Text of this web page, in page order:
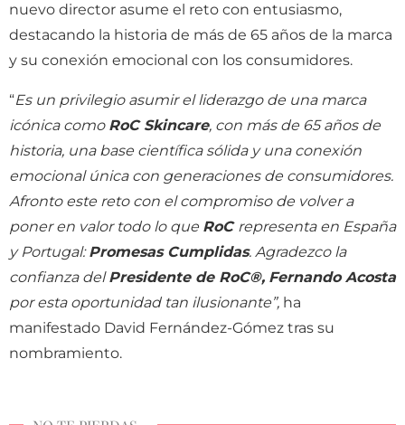
nuevo director asume el reto con entusiasmo,
destacando la historia de más de 65 años de la marca
y su conexión emocional con los consumidores.
“Es un privilegio asumir el liderazgo de una marca
icónica como RoC Skincare, con más de 65 años de
historia, una base científica sólida y una conexión
emocional única con generaciones de consumidores.
Afronto este reto con el compromiso de volver a
poner en valor todo lo que RoC representa en España
y Portugal:Promesas Cumplidas. Agradezco la
confianza delPresidente de RoC®, Fernando Acosta
por esta oportunidad tan ilusionante”, ha
manifestado David Fernández-Gómez tras su
nombramiento.